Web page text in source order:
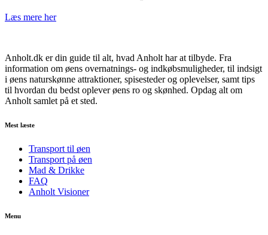
Læs mere her
Anholt.dk er din guide til alt, hvad Anholt har at tilbyde. Fra
information om øens overnatnings- og indkøbsmuligheder, til indsigt
i øens naturskønne attraktioner, spisesteder og oplevelser, samt tips
til hvordan du bedst oplever øens ro og skønhed. Opdag alt om
Anholt samlet på et sted.
Mest læste
Transport til øen
Transport på øen
Mad & Drikke
FAQ
Anholt Visioner
Menu